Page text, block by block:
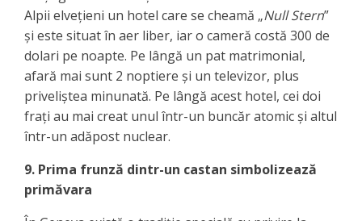
Alpii elvețieni un hotel care se cheamă „Null Stern”
și este situat în aer liber, iar o cameră costă 300 de
dolari pe noapte. Pe lângă un pat matrimonial,
afară mai sunt 2 noptiere și un televizor, plus
priveliștea minunată. Pe lângă acest hotel, cei doi
frați au mai creat unul într-un buncăr atomic și altul
într-un adăpost nuclear.
9. Prima frunză dintr-un castan simbolizează
primăvara